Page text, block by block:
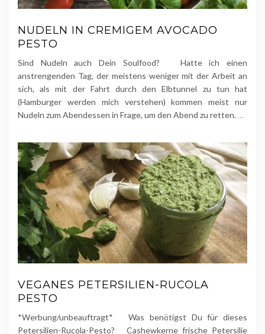
NUDELN IN CREMIGEM AVOCADO
PESTO
Sind Nudeln auch Dein Soulfood? Hatte ich einen
anstrengenden Tag, der meistens weniger mit der Arbeit an
sich, als mit der Fahrt durch den Elbtunnel zu tun hat
(Hamburger werden mich verstehen) kommen meist nur
Nudeln zum Abendessen in Frage, um den Abend zu retten. …
VEGANES PETERSILIEN-RUCOLA
PESTO
*Werbung/unbeauftragt* Was benötigst Du für dieses
Petersilien-Rucola-Pesto? Cashewkerne frische Petersilie